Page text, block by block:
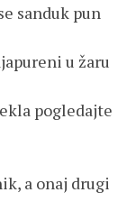
sanduk pun
u žaru
pogledajte
a onaj drugi